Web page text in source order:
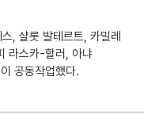
, 샬롯 발테르트, 카밀레
라스카-할러, 아냐
공동작업했다.